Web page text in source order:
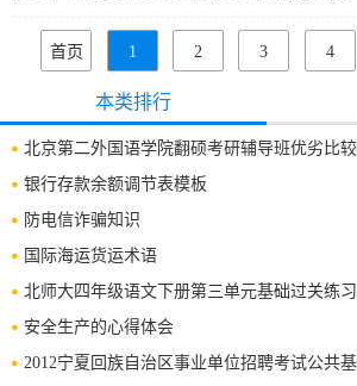
施工现场 高温天气露天作业 安全风险告知书，
首页 1 2 3 4
7
页
本类排行
北京第二外国语学院翻硕考研辅导班优劣比较
银行存款余额调节表模板
防电信诈骗知识
国际海运货运术语
北师大四年级语文下册第三单元基础过关练习
安全生产的心得体会
2012宁夏回族自治区事业单位招聘考试公共